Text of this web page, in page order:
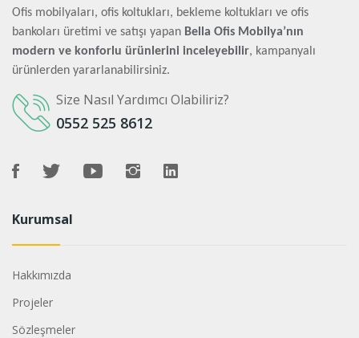
Ofis mobilyaları, ofis koltukları, bekleme koltukları ve ofis
bankoları üretimi ve satışı yapan Bella Ofis Mobilya’nın
modern ve konforlu ürünlerini inceleyebilir, kampanyalı
ürünlerden yararlanabilirsiniz.
Size Nasıl Yardımcı Olabiliriz?
0552 525 8612
Kurumsal
Hakkımızda
Projeler
Sözleşmeler